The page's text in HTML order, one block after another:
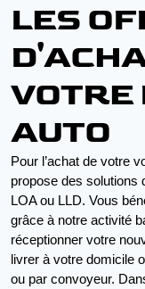
LES
AUTO
Pour l’achat de votre
propose des solutions
LOA ou LLD. Vous
grâce à notre activité
réceptionner votre
livrer à votre domicile
ou par convoyeur.